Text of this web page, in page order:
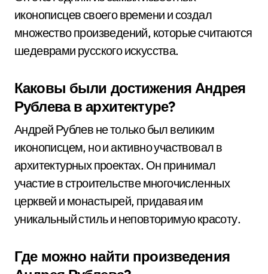
иконописцев своего времени и создал
множество произведений, которые считаются
шедеврами русского искусства.
Каковы были достижения Андрея
Рублева в архитектуре?
Андрей Рублев не только был великим
иконописцем, но и активно участвовал в
архитектурных проектах. Он принимал
участие в строительстве многочисленных
церквей и монастырей, придавая им
уникальный стиль и неповторимую красоту.
Где можно найти произведения